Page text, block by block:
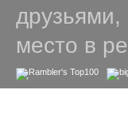
друзьями,
место в